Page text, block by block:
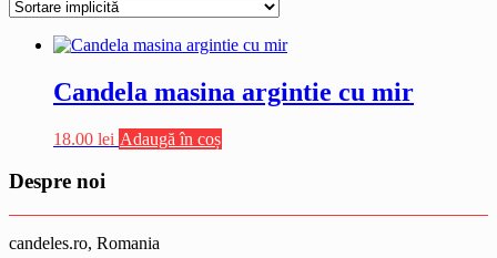
Candela masina argintie cu mir
18.00 lei Adaugă în coș
Despre noi
candeles.ro, Romania